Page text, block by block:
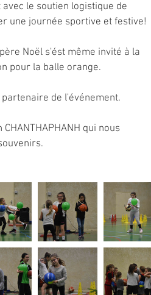
avec le soutien logistique de
une journée sportive et festive!
Noël s'ést même invité à la
pour la balle orange.
de l'événement.
qui nous